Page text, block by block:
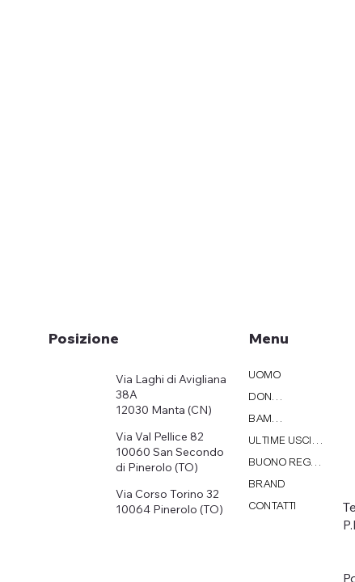
Posizione
Via Laghi di Avigliana
38A
12030 Manta (CN)
Via Val Pellice 82
10060 San Secondo
di Pinerolo (TO)
Via Corso Torino 32
10064 Pinerolo (TO)
Menu
UOMO
DONNA
BAMBINI
ULTIME USCITE
BUONO REGALO
BRAND
CONTATTI